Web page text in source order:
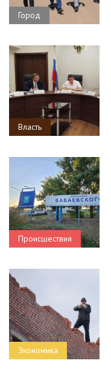
Город
Власть
Происшествия
Экономика